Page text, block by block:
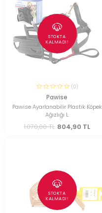
STOKTA
KALMADI!
(0)
Pawise
Pawise Ayarlanabilir Plastik Köpek
Ağızlığı L
1.070,00 TL 804,90 TL
STOKTA
KALMADI!